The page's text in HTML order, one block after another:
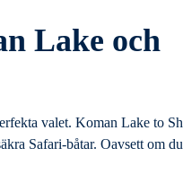
Lake och
valet. Koman Lake to
Safari-båtar. Oavsett om